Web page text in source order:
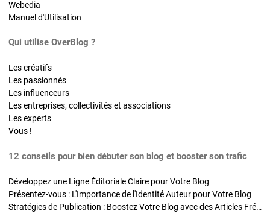
Webedia
Manuel d'Utilisation
Qui utilise OverBlog ?
Les créatifs
Les passionnés
Les influenceurs
Les entreprises, collectivités et associations
Les experts
Vous !
12 conseils pour bien débuter son blog et booster son trafic
Développez une Ligne Éditoriale Claire pour Votre Blog
Présentez-vous : L'Importance de l'Identité Auteur pour Votre Blog
Stratégies de Publication : Boostez Votre Blog avec des Articles Fréquents et Exclusifs